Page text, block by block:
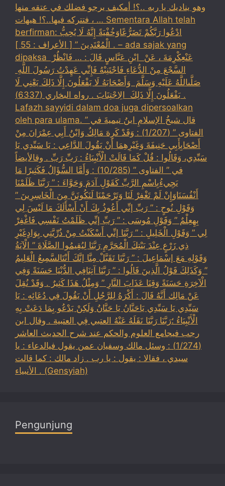
وهو يناديك يا ربه ..؟! أمكيف يرجو فضلك في عتقه منها
، فتتركه فيها..؟! هيهات … Sementara Allah telah
berfirman: ادْعُوا رَبَّكُمْ تَضَرُّعًاوَخُفْيَةً إِنَّهُ لَا يُحِبُّ
الْمُعْتَدِينَ ” [ الأعراف : 55 ] . – ada sajak yang
dipaksa ‏عَنْ‏‏عِكْرِمَةَ ‏، ‏عَنْ ‏ ‏ابْنِ عَبَّاسٍ ‏‏قَالَ : … فَانْظُرْ ‏‏
السَّجْعَ ‏‏مِنْ الدُّعَاءِ فَاجْتَنِبْهُ فَإِنِّي عَهِدْتُ رَسُولَ اللَّهِ ‏
‏صَلَّىاللَّهُ عَلَيْهِ وَسَلَّمَ ‏ ‏وَأَصْحَابَهُ لَا يَفْعَلُونَ إِلَّا ذَلِكَ ‏‏يَعْنِي لَا
يَفْعَلُونَ إِلَّا ذَلِكَ ‏ ‏الِاجْتِنَابَ . رواه البخاري (6337) .
Lafazh sayyidi dalam doa juga dipersoalkan
oleh para ulama. قال شيخُ الإسلامِ ابنُ تيميةَ في ”
الفتاوى ” (1/207) : وَقَدْ كَرِهَ مَالِكٌ وَابْنُ أَبِي عِمْرَانَ مِنْ
أَصْحَابِأَبِي حَنِيفَةَ وَغَيْرِهِمَا أَنْ يَقُولَ الدَّاعِي : يَا سَيِّدِي يَا
سَيِّدِي، وَقَالُوا : قُلْ كَمَا قَالَتْ الْأَنْبِيَاءُ : رَبِّ رَبِّ . وقالأيضاً
في ” الفتاوى ” (10/285) : وَأَمَّا السُّؤَالُ فَكَثِيرًا مَا
يَجِيءُبِاسْمِ الرَّبِّ كَقَوْلِ آدَمَ وَحَوَّاءَ : ” رَبَّنَا ظَلَمْنَا
أَنْفُسَنَاوَإِنْ لَمْ تَغْفِرْ لَنَا وَتَرْحَمْنَا لَنَكُونَنَّ مِنَ الْخَاسِرِينَ ”
وَقَوْلِ نُوحٍ : ” رَبِّ إنِّي أَعُوذُ بِكَ أَنْ أَسْأَلَكَ مَا لَيْسَ لِي
بِهِعِلْمٌ ” وَقَوْلِ مُوسَى : ” رَبِّ إنِّي ظَلَمْتُ نَفْسِي فَاغْفِرْ
لِي ” وَقَوْلِ الْخَلِيلِ : ” رَبَّنَا إنِّي أَسْكَنْتُ مِنْ ذُرِّيَّتِي بِوَادٍغَيْرِ
ذِي زَرْعٍ عِنْدَ بَيْتِكَ الْمُحَرَّمِ رَبَّنَا لِيُقِيمُوا الصَّلَاةَ ” الْآيَةُ
وَقَوْلِهِ مَعَ إسْمَاعِيلَ : ” رَبَّنَا تَقَبَّلْ مِنَّا إنَّكَ أَنْتَالسَّمِيعُ الْعَلِيمُ
” وَكَذَلِكَ قَوْلُ الَّذِينَ قَالُوا : ” رَبَّنَا آتِنَافِي الدُّنْيَا حَسَنَةً وَفِي
الْآخِرَةِ حَسَنَةً وَقِنَا عَذَابَ النَّارِ ” وَمِثْلُ هَذَا كَثِيرٌ . وَقَدْ نُقِلَ
عَنْ مَالِك أَنَّهُ قَالَ : أَكْرَهُ لِلرَّجُلِ أَنْ يَقُولَ فِي دُعَائِهِ : يَا
سَيِّدِي يَا سَيِّدِي يَاحَنَّانُ يَا حَنَّانُ وَلَكِنْ يَدْعُو بِمَا دَعَتْ بِهِ
الْأَنْبِيَاءُ ؛رَبَّنَا رَبَّنَا نَقَلَهُ عَنْهُ العتبي فِي العتبية . وقال ابن
رجب فيجامع العلوم والحكم عند شرح الحديث العاشر
(1/274) : وسئل مالك وسفيان عمن يقول فيالدعاء : يا
سيدي ، فقالا : يقول : يا رب . زاد مالك : كما قالت
الأنبياء . (Gensyiah)
Pengunjung